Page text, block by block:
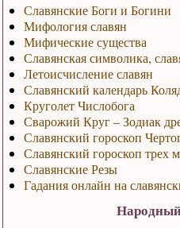
Славянские Боги и Богини
Мифология славян
Мифические существа
Славянская символика,
Летоисчисление славян
Славянский календарь
Круголет Числобога
Сварожий Круг – Зодиак
Славянский гороскоп
Славянский гороскоп трех
Славянские Резы
Гадания онлайн на